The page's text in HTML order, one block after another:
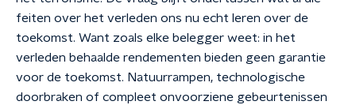
feiten over het verleden ons nu echt leren over de
toekomst. Want zoals elke belegger weet: in het
verleden behaalde rendementen bieden geen garantie
voor de toekomst. Natuurrampen, technologische
doorbraken of compleet onvoorziene gebeurtenissen